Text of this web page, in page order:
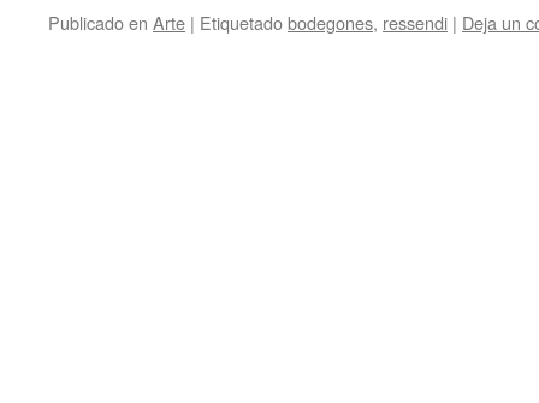
Publicado en Arte | Etiquetadobodegones, ressendi | Deja un